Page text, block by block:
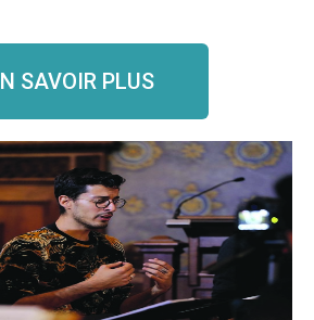
SAVOIR PLUS